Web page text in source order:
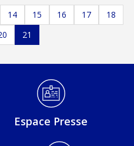
Page
14 Page
15 Page
16 Page
17 Page
18
Page
21
Espace Presse